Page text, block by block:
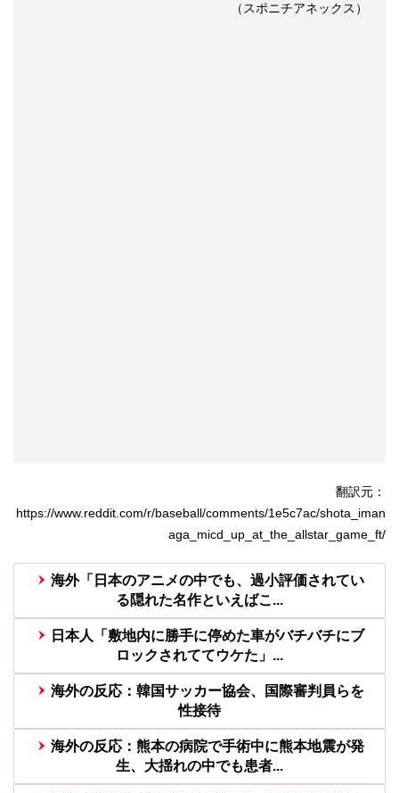
（スポニチアネックス）
翻訳元：
https://www.reddit.com/r/baseball/comments/1e5c7ac/shota_iman
aga_micd_up_at_the_allstar_game_ft/
海外「日本のアニメの中でも、過小評価されてい
る隠れた名作といえばこ...
日本人「敷地内に勝手に停めた車がバチバチにブ
ロックされててウケた」...
海外の反応：韓国サッカー協会、国際審判員らを
性接待
海外の反応：熊本の病院で手術中に熊本地震が発
生、大揺れの中でも患者...